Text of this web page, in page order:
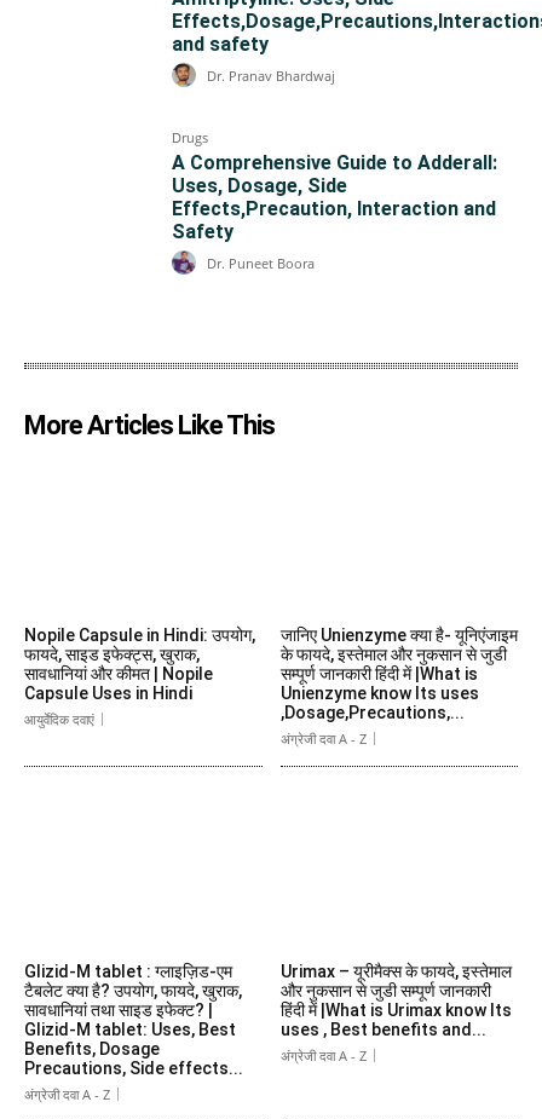
and safety
Dr. Pranav Bhardwaj
Drugs
A Comprehensive Guide to Adderall:
Uses, Dosage, Side
Effects,Precaution, Interaction and
Safety
Dr. Puneet Boora
More Articles Like This
Nopile Capsule in Hindi: उपयोग,
फायदे, साइड इफेक्ट्स, खुराक,
सावधानियां और कीमत | Nopile
Capsule Uses in Hindi
आयुर्वेदिक दवाएं
जानिए Unienzyme क्या है- यूनिएंजाइम
के फायदे, इस्तेमाल और नुकसान से जुडी
सम्पूर्ण जानकारी हिंदी में |What is
Unienzyme know Its uses
,Dosage,Precautions,...
अंग्रेजी दवा A - Z
Glizid-M tablet : ग्लाइज़िड-एम
टैबलेट क्या है? उपयोग, फायदे, खुराक,
सावधानियां तथा साइड इफेक्ट? |
Glizid-M tablet: Uses, Best
Benefits, Dosage
Precautions, Side effects...
अंग्रेजी दवा A - Z
Urimax – यूरीमैक्स के फायदे, इस्तेमाल
और नुकसान से जुडी सम्पूर्ण जानकारी
हिंदी में |What is Urimax know Its
uses , Best benefits and...
अंग्रेजी दवा A - Z